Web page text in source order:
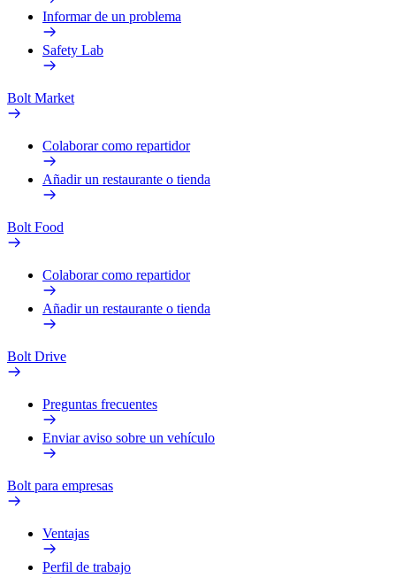
Informar de un problema
Safety Lab
Bolt Market
Colaborar como repartidor
Añadir un restaurante o tienda
Bolt Food
Colaborar como repartidor
Añadir un restaurante o tienda
Bolt Drive
Preguntas frecuentes
Enviar aviso sobre un vehículo
Bolt para empresas
Ventajas
Perfil de trabajo